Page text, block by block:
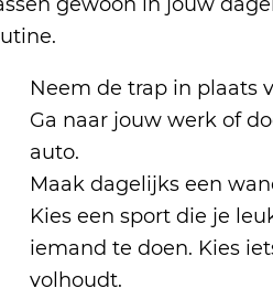
Neem de trap in plaats
Ga naar jouw werk of
auto.
Maak dagelijks een
Kies een sport die je
iemand te doen. Kies
volhoudt.